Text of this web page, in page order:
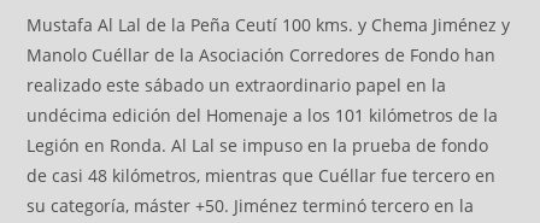
Mustafa Al Lal de la Peña Ceutí 100 kms. y Chema Jiménez y
Manolo Cuéllar de la Asociación Corredores de Fondo han
realizado este sábado un extraordinario papel en la
undécima edición del Homenaje a los 101 kilómetros de la
Legión en Ronda. Al Lal se impuso en la prueba de fondo
de casi 48 kilómetros, mientras que Cuéllar fue tercero en
su categoría, máster +50. Jiménez terminó tercero en la